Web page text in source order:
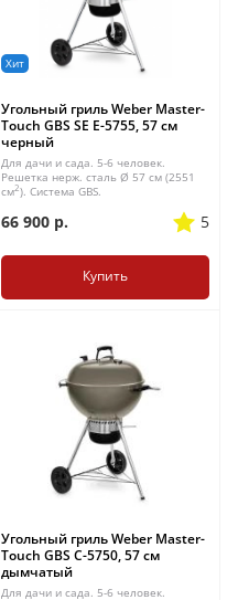
Хит
Угольный гриль Weber Master-
Touch GBS SE E-5755, 57 см
черный
Для дачи и сада. 5-6 человек.
Решетка нерж. сталь Ø 57 см (2551
см2). Система GBS.
66 900 р. 5
Купить
Угольный гриль Weber Master-
Touch GBS С-5750, 57 см
дымчатый
Для дачи и сада. 5-6 человек.